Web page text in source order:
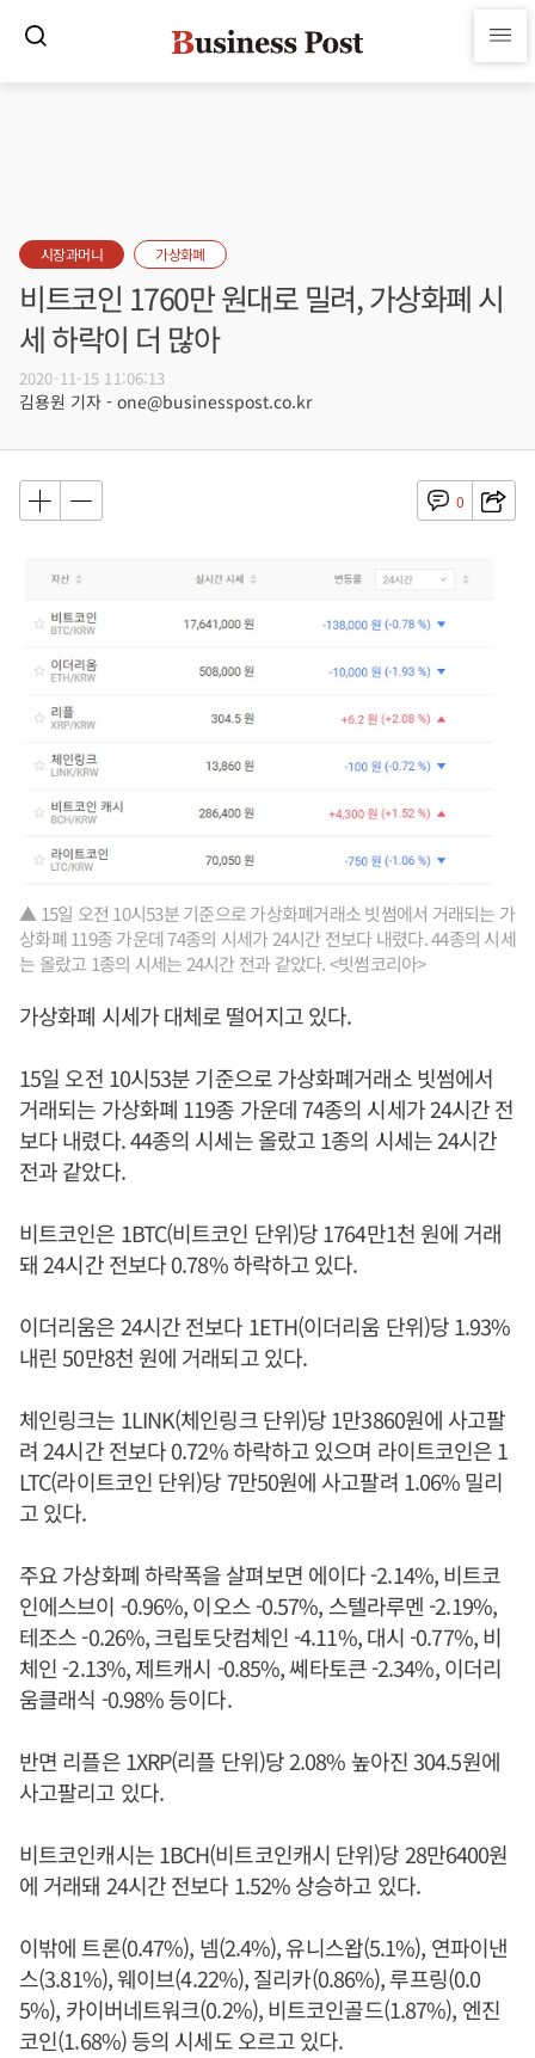
시장과머니 가상화폐
비트코인 1760만 원대로 밀려, 가상화폐 시
세 하락이 더 많아
2020-11-15 11:06:13
김용원 기자 - one@businesspost.co.kr
0
▲ 15일 오전 10시53분 기준으로 가상화폐거래소 빗썸에서 거래되는 가
상화폐 119종 가운데 74종의 시세가 24시간 전보다 내렸다. 44종의 시세
는 올랐고 1종의 시세는 24시간 전과 같았다. <빗썸코리아>
가상화폐 시세가 대체로 떨어지고 있다.
15일 오전 10시53분 기준으로 가상화폐거래소 빗썸에서
거래되는 가상화폐 119종 가운데 74종의 시세가 24시간 전
보다 내렸다. 44종의 시세는 올랐고 1종의 시세는 24시간
전과 같았다.
비트코인은 1BTC(비트코인 단위)당 1764만1천 원에 거래
돼 24시간 전보다 0.78% 하락하고 있다.
이더리움은 24시간 전보다 1ETH(이더리움 단위)당 1.93%
내린 50만8천 원에 거래되고 있다.
체인링크는 1LINK(체인링크 단위)당 1만3860원에 사고팔
려 24시간 전보다 0.72% 하락하고 있으며 라이트코인은 1
LTC(라이트코인 단위)당 7만50원에 사고팔려 1.06% 밀리
고 있다.
주요 가상화폐 하락폭을 살펴보면 에이다 -2.14%, 비트코
인에스브이 -0.96%, 이오스 -0.57%, 스텔라루멘 -2.19%,
테조스 -0.26%, 크립토닷컴체인 -4.11%, 대시 -0.77%, 비
체인 -2.13%, 제트캐시 -0.85%, 쎄타토큰 -2.34%, 이더리
움클래식 -0.98% 등이다.
반면 리플은 1XRP(리플 단위)당 2.08% 높아진 304.5원에
사고팔리고 있다.
비트코인캐시는 1BCH(비트코인캐시 단위)당 28만6400원
에 거래돼 24시간 전보다 1.52% 상승하고 있다.
이밖에 트론(0.47%), 넴(2.4%), 유니스왑(5.1%), 연파이낸
스(3.81%), 웨이브(4.22%), 질리카(0.86%), 루프링(0.0
5%), 카이버네트워크(0.2%), 비트코인골드(1.87%), 엔진
코인(1.68%) 등의 시세도 오르고 있다.